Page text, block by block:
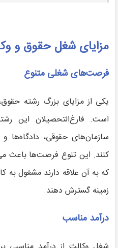
مزایای شغل حقوق و
فرصت‌های شغلی متنوع
یکی از مزایای بزرگ رشته
است. فارغ‌التحصیلان این
سازمان‌های حقوقی،
کنند. این تنوع فرصت‌ها باعث
که به آن علاقه دارند مشغول
زمینه گسترش دهند.
درآمد مناسب